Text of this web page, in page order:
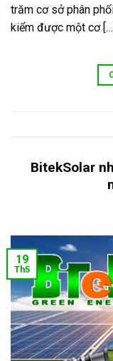
trăm cơ sở phân
kiểm được một cơ […]
BitekSolar
19
Th5